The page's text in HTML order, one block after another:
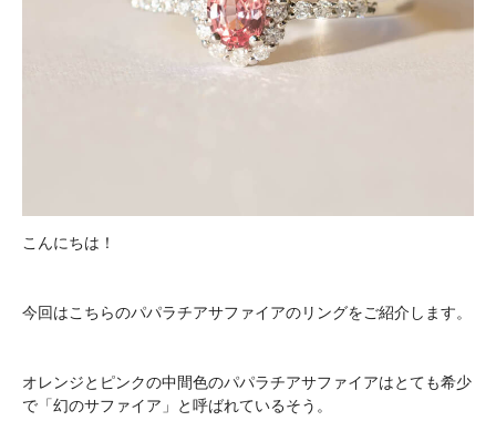
こんにちは！
今回はこちらのパパラチアサファイアのリングをご紹介します。
オレンジとピンクの中間色のパパラチアサファイアはとても希少
で「幻のサファイア」と呼ばれているそう。